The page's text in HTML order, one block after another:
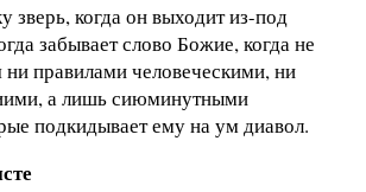
зверь, когда он выходит из-под
забывает слово Божие, когда не
ни правилами человеческими, ни
а лишь сиюминутными
подкидывает ему на ум диавол.